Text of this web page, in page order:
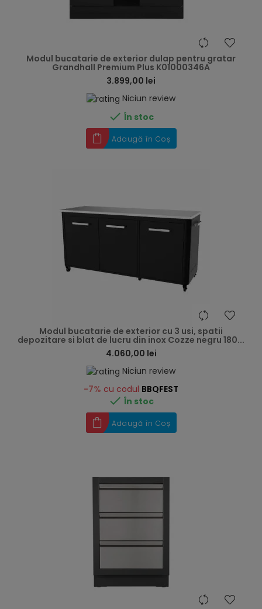
Modul bucatarie de exterior dulap pentru gratar
Grandhall Premium Plus K01000346A
3.899,00 lei
Niciun review
 În stoc
Adaugă în Coș
Modul bucatarie de exterior cu 3 usi, spatii
depozitare si blat de lucru din inox Cozze negru 180...
4.060,00 lei
Niciun review
-7% cu codul BBQFEST
 În stoc
Adaugă în Coș